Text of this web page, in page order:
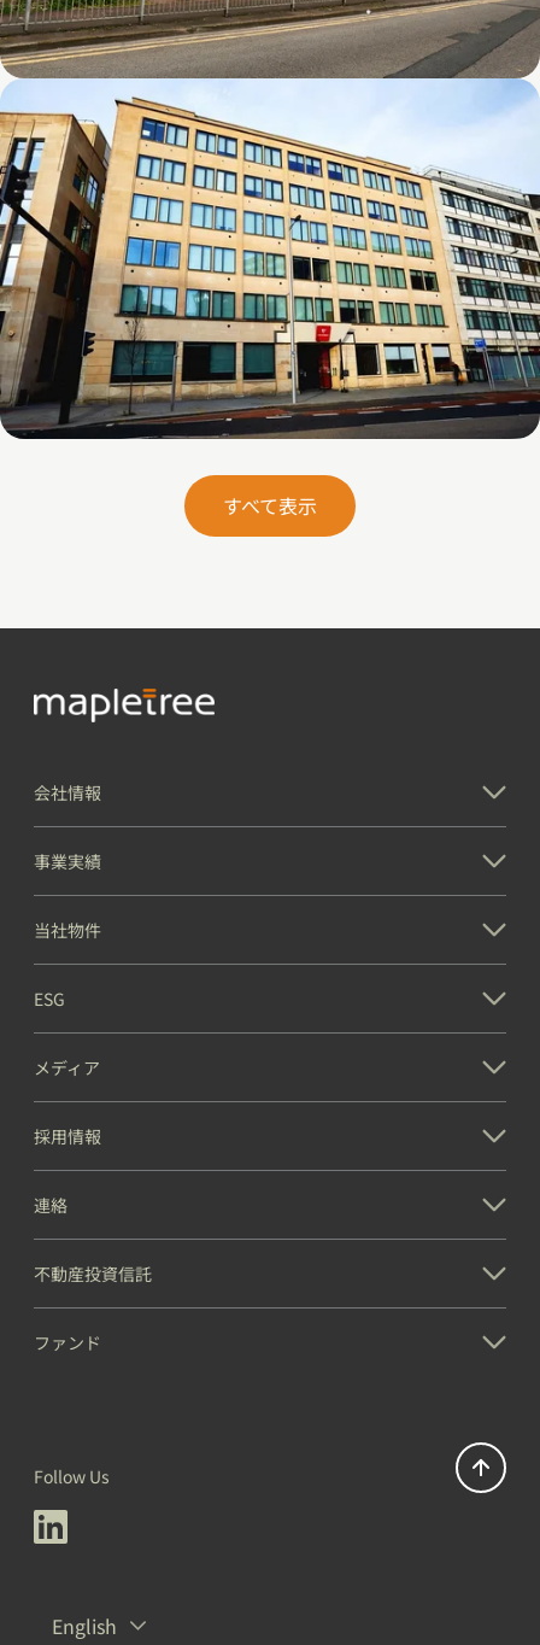
Firth Point
すべて表示
会社情報
事業実績
当社物件
ESG
メディア
採用情報
連絡
不動産投資信託
ファンド
English
Follow Us